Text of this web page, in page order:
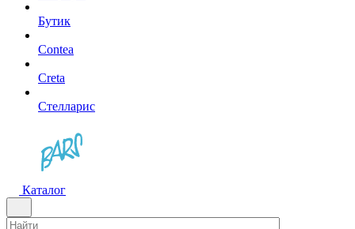
Бутик
Contea
Creta
Стелларис
Каталог